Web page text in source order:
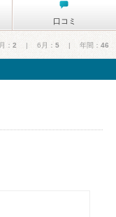
口コミ
： 2 | 6月： 5 | 年間： 46